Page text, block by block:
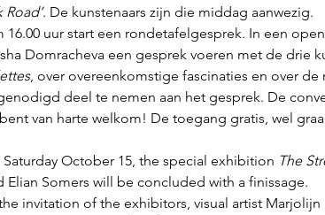
Road’. De kunstenaars zijn die middag aanwezig.
16.00 uur start een rondetafelgesprek. In een
Domracheva een gesprek voeren met de drie
, over overeenkomstige fascinaties en over
deel te nemen aan het gesprek. De
van harte welkom! De toegang gratis, wel
Saturday October 15, the special exhibition The
Elian Somers will be concluded with a finissage.
invitation of the exhibitors, visual artist